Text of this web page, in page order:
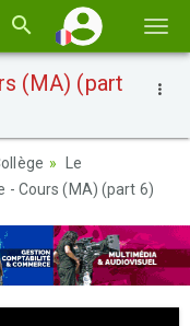
la
(MA) (part
Le
- Cours (MA) (part 6)